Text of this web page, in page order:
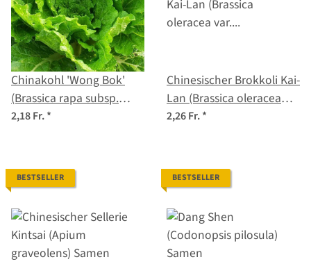
Chinakohl 'Wong Bok'
(Brassica rapa subsp.
pekinensis) Samen
2,18 Fr.*
Chinesischer Brokkoli Kai-
Lan (Brassica oleracea
var. alboglabra) Samen
2,26 Fr.*
BESTSELLER BESTSELLER